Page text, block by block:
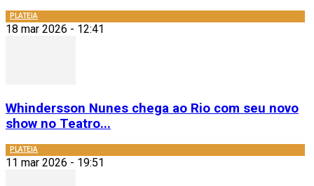
PLATEIA
18 mar 2026 - 12:41
Whindersson Nunes chega ao Rio com seu novo
show no Teatro...
PLATEIA
11 mar 2026 - 19:51